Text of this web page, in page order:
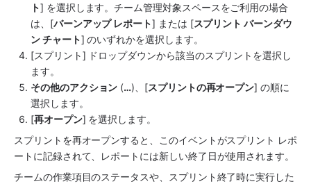
ト] を選択します。チーム管理対象 スペースをご利用の場合
は、[バーンアップ レポート] または [スプリント バーンダウ
ン チャート] のいずれかを選択します。
[スプリント] ドロップダウンから該当のスプリントを選択し
ます。
その他のアクション (…)、[スプリントの再オープン] の順に
選択します。
[再オープン] を選択します。
スプリントを再オープンすると、このイベントがスプリント レポ
ートに記録されて、レポートには新しい終了日が使用されます。
チームの作業項目のステータスや、スプリント終了時に実行した